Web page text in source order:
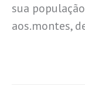
sua
aos.montes,